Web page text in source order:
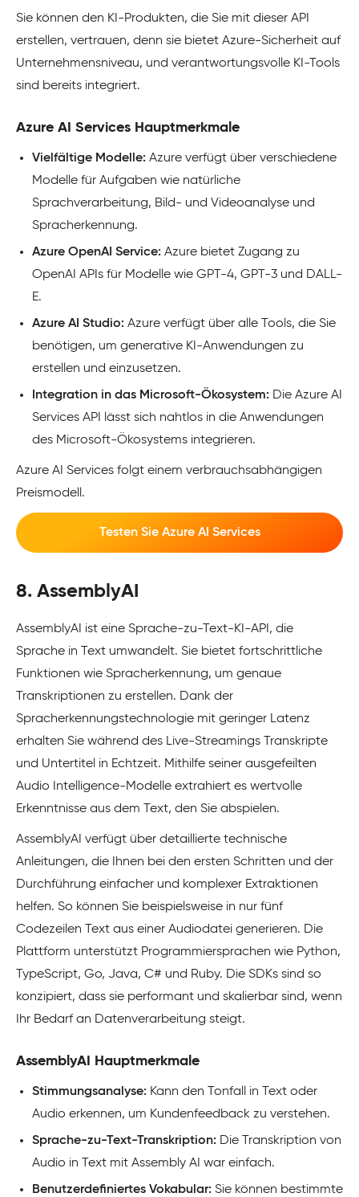
Sie können den KI-Produkten, die Sie mit dieser API
erstellen, vertrauen, denn sie bietet Azure-Sicherheit auf
Unternehmensniveau, und verantwortungsvolle KI-Tools
sind bereits integriert.
Azure AI Services Hauptmerkmale
Vielfältige Modelle: Azure verfügt über verschiedene
Modelle für Aufgaben wie natürliche
Sprachverarbeitung, Bild- und Videoanalyse und
Spracherkennung.
Azure OpenAI Service: Azure bietet Zugang zu
OpenAI APIs für Modelle wie GPT-4, GPT-3 und DALL-
E.
Azure AI Studio: Azure verfügt über alle Tools, die Sie
benötigen, um generative KI-Anwendungen zu
erstellen und einzusetzen.
Integration in das Microsoft-Ökosystem: Die Azure AI
Services API lässt sich nahtlos in die Anwendungen
des Microsoft-Ökosystems integrieren.
Azure AI Services folgt einem verbrauchsabhängigen
Preismodell.
Testen Sie Azure AI Services
8. AssemblyAI
AssemblyAI ist eine Sprache-zu-Text-KI-API, die
Sprache in Text umwandelt. Sie bietet fortschrittliche
Funktionen wie Spracherkennung, um genaue
Transkriptionen zu erstellen. Dank der
Spracherkennungstechnologie mit geringer Latenz
erhalten Sie während des Live-Streamings Transkripte
und Untertitel in Echtzeit. Mithilfe seiner ausgefeilten
Audio Intelligence-Modelle extrahiert es wertvolle
Erkenntnisse aus dem Text, den Sie abspielen.
AssemblyAI verfügt über detaillierte technische
Anleitungen, die Ihnen bei den ersten Schritten und der
Durchführung einfacher und komplexer Extraktionen
helfen. So können Sie beispielsweise in nur fünf
Codezeilen Text aus einer Audiodatei generieren. Die
Plattform unterstützt Programmiersprachen wie Python,
TypeScript, Go, Java, C# und Ruby. Die SDKs sind so
konzipiert, dass sie performant und skalierbar sind, wenn
Ihr Bedarf an Datenverarbeitung steigt.
AssemblyAI Hauptmerkmale
Stimmungsanalyse: Kann den Tonfall in Text oder
Audio erkennen, um Kundenfeedback zu verstehen.
Sprache-zu-Text-Transkription: Die Transkription von
Audio in Text mit Assembly AI war einfach.
Benutzerdefiniertes Vokabular: Sie können bestimmte